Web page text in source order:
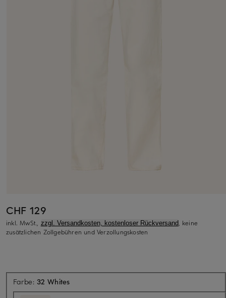
CHF 129
inkl. MwSt., zzgl. Versandkosten, kostenloser Rückversand, keine
zusätzlichen Zollgebühren und Verzollungskosten
Farbe:32 Whites